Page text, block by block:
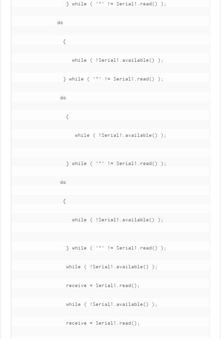
} while ( '"' != Serial1.read() );
do
{
while ( !Serial1.available() );
} while ( '"' != Serial1.read() );
do
{
while ( !Serial1.available() );
} while ( '"' != Serial1.read() );
do
{
while ( !Serial1.available() );
} while ( '"' != Serial1.read() );
while ( !Serial1.available() );
receive = Serial1.read();
while ( !Serial1.available() );
receive = Serial1.read();